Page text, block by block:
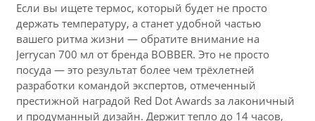
Если вы ищете термос, который будет не просто
держать температуру, а станет удобной частью
вашего ритма жизни — обратите внимание на
Jerrycan 700 мл от бренда BOBBER. Это не просто
посуда — это результат более чем трёхлетней
разработки командой экспертов, отмеченный
престижной наградой Red Dot Awards за лаконичный
и продуманный дизайн. Держит тепло до 14 часов,